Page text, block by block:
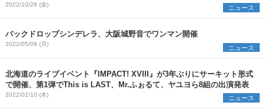
2022/10/28 (金) ニュース
バックドロップシンデレラ、大阪城野音でワンマン開催
2022/05/09 (月) ニュース
北海道のライブイベント『IMPACT! XVIII』が3年ぶりにサーキット形式
で開催、第1弾でThis is LAST、Mr.ふぉるて、ヤユヨら8組の出演発表
2022/02/10 (木) ニュース